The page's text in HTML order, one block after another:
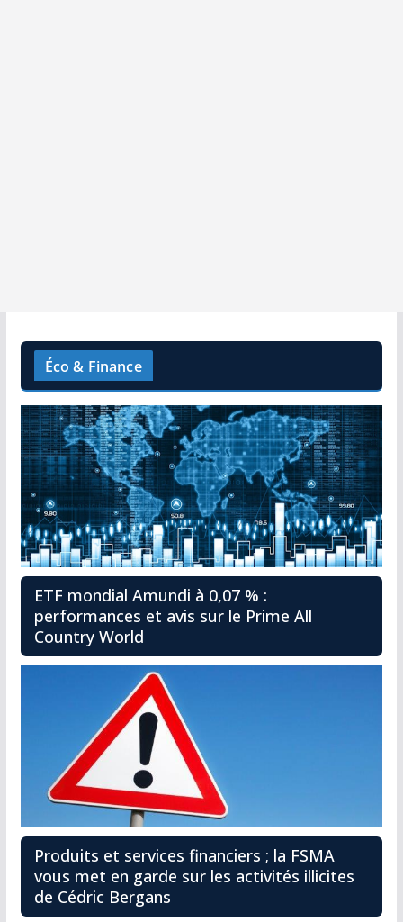
Éco & Finance
ETF mondial Amundi à 0,07 % :
performances et avis sur le Prime All
Country World
Produits et services financiers ; la FSMA
vous met en garde sur les activités illicites
de Cédric Bergans